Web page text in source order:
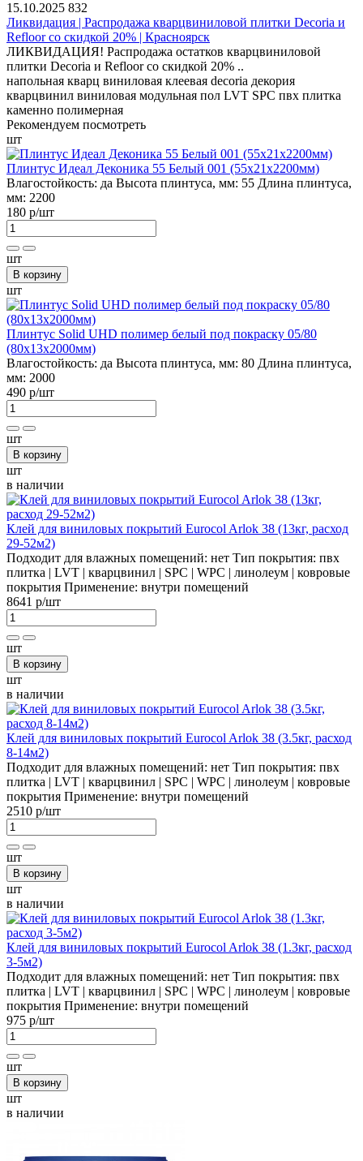
15.10.2025 832
Ликвидация | Распродажа кварцвиниловой плитки Decoria и
Refloor со скидкой 20% | Красноярск
ЛИКВИДАЦИЯ! Распродажа остатков кварцвиниловой
плитки Decoria и Refloor со скидкой 20% ..
напольная кварц виниловая клеевая decoria декория
кварцвинил виниловая модульная пол LVT SPC пвх плитка
каменно полимерная
Рекомендуем посмотреть
шт
Плинтус Идеал Деконика 55 Белый 001 (55х21х2200мм)
Влагостойкость: да Высота плинтуса, мм: 55 Длина плинтуса,
мм: 2200
180 р/шт
шт
В корзину
шт
Плинтус Solid UHD полимер белый под покраску 05/80
(80х13х2000мм)
Влагостойкость: да Высота плинтуса, мм: 80 Длина плинтуса,
мм: 2000
490 р/шт
шт
В корзину
шт
в наличии
Клей для виниловых покрытий Eurocol Arlok 38 (13кг, расход
29-52м2)
Подходит для влажных помещений: нет Тип покрытия: пвх
плитка | LVT | кварцвинил | SPC | WPC | линолеум | ковровые
покрытия Применение: внутри помещений
8641 р/шт
шт
В корзину
шт
в наличии
Клей для виниловых покрытий Eurocol Arlok 38 (3.5кг, расход
8-14м2)
Подходит для влажных помещений: нет Тип покрытия: пвх
плитка | LVT | кварцвинил | SPC | WPC | линолеум | ковровые
покрытия Применение: внутри помещений
2510 р/шт
шт
В корзину
шт
в наличии
Клей для виниловых покрытий Eurocol Arlok 38 (1.3кг, расход
3-5м2)
Подходит для влажных помещений: нет Тип покрытия: пвх
плитка | LVT | кварцвинил | SPC | WPC | линолеум | ковровые
покрытия Применение: внутри помещений
975 р/шт
шт
В корзину
шт
в наличии